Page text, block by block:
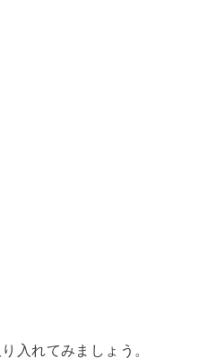
入れてみ ましょう。